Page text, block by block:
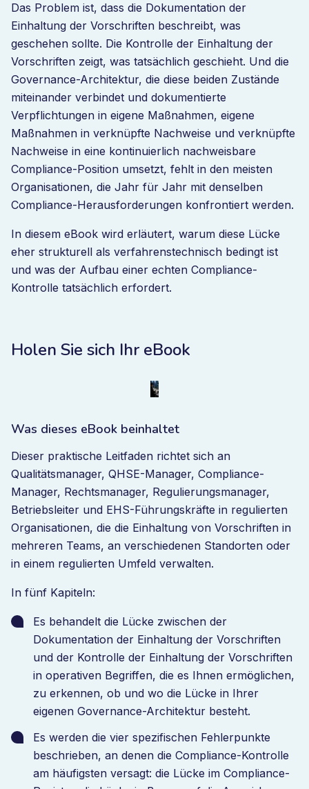
Das Problem ist, dass die Dokumentation der
Einhaltung der Vorschriften beschreibt, was
geschehen sollte. Die Kontrolle der Einhaltung der
Vorschriften zeigt, was tatsächlich geschieht. Und die
Governance-Architektur, die diese beiden Zustände
miteinander verbindet und dokumentierte
Verpflichtungen in eigene Maßnahmen, eigene
Maßnahmen in verknüpfte Nachweise und verknüpfte
Nachweise in eine kontinuierlich nachweisbare
Compliance-Position umsetzt, fehlt in den meisten
Organisationen, die Jahr für Jahr mit denselben
Compliance-Herausforderungen konfrontiert werden.
In diesem eBook wird erläutert, warum diese Lücke
eher strukturell als verfahrenstechnisch bedingt ist
und was der Aufbau einer echten Compliance-
Kontrolle tatsächlich erfordert.
Holen Sie sich Ihr eBook
Was dieses eBook beinhaltet
Dieser praktische Leitfaden richtet sich an
Qualitätsmanager, QHSE-Manager, Compliance-
Manager, Rechtsmanager, Regulierungsmanager,
Betriebsleiter und EHS-Führungskräfte in regulierten
Organisationen, die die Einhaltung von Vorschriften in
mehreren Teams, an verschiedenen Standorten oder
in einem regulierten Umfeld verwalten.
In fünf Kapiteln:
Es behandelt die Lücke zwischen der
Dokumentation der Einhaltung der Vorschriften
und der Kontrolle der Einhaltung der Vorschriften
in operativen Begriffen, die es Ihnen ermöglichen,
zu erkennen, ob und wo die Lücke in Ihrer
eigenen Governance-Architektur besteht.
Es werden die vier spezifischen Fehlerpunkte
beschrieben, an denen die Compliance-Kontrolle
am häufigsten versagt: die Lücke im Compliance-